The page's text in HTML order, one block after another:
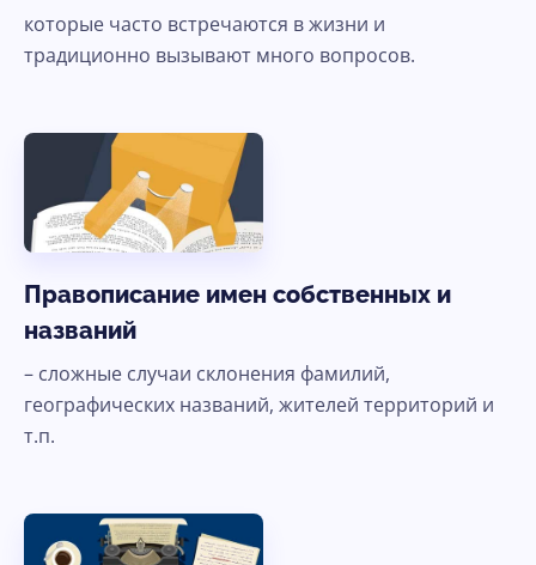
которые часто встречаются в жизни и
традиционно вызывают много вопросов.
Правописание имен собственных и
названий
– сложные случаи склонения фамилий,
географических названий, жителей территорий и
т.п.